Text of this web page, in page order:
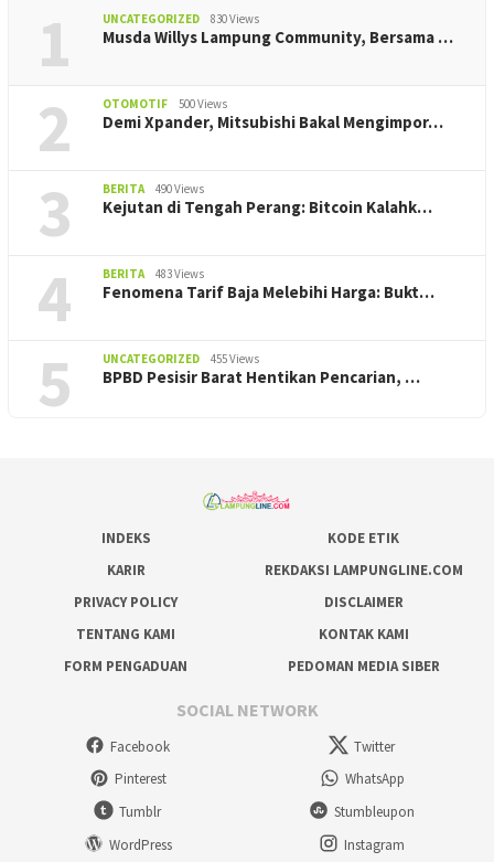
1 UNCATEGORIZED 830 Views
Musda Willys Lampung Community, Bersama …
2 OTOMOTIF 500 Views
Demi Xpander, Mitsubishi Bakal Mengimpor…
3 BERITA 490 Views
Kejutan di Tengah Perang: Bitcoin Kalahk…
4 BERITA 483 Views
Fenomena Tarif Baja Melebihi Harga: Bukt…
5 UNCATEGORIZED 455 Views
BPBD Pesisir Barat Hentikan Pencarian, ‎…
INDEKS
KODE ETIK
KARIR
REKDAKSI LAMPUNGLINE.COM
PRIVACY POLICY
DISCLAIMER
TENTANG KAMI
KONTAK KAMI
FORM PENGADUAN
PEDOMAN MEDIA SIBER
SOCIAL NETWORK
Facebook
Twitter
Pinterest
WhatsApp
Tumblr
Stumbleupon
WordPress
Instagram